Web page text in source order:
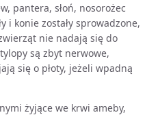
pantera, słoń, nosorożec
i konie zostały sprowadzone,
nie nadają się do
są zbyt nerwowe,
się o płoty, jeżeli wpadną
żyjące we krwi ameby,